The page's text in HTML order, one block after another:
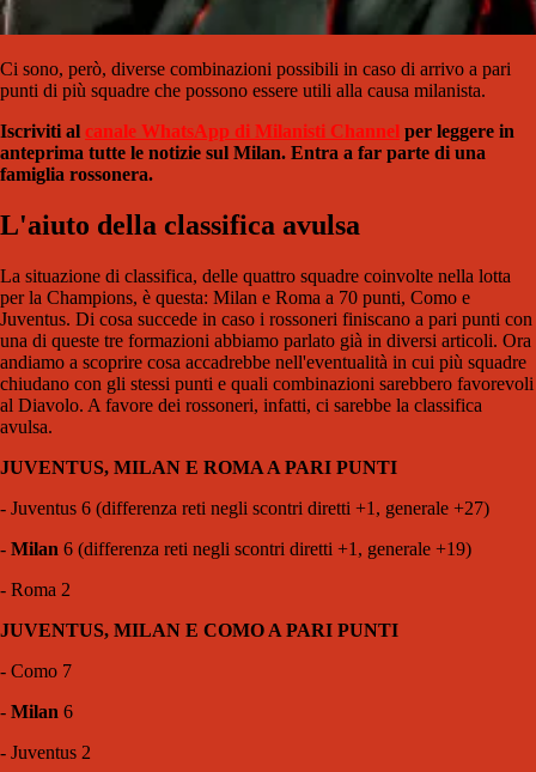
Ci sono, però, diverse combinazioni possibili in caso di arrivo a pari
punti di più squadre che possono essere utili alla causa milanista.
Iscriviti al canale WhatsApp di Milanisti Channel per leggere in
anteprima tutte le notizie sul Milan. Entra a far parte di una
famiglia rossonera.
L'aiuto della classifica avulsa
La situazione di classifica, delle quattro squadre coinvolte nella lotta
per la Champions, è questa: Milan e Roma a 70 punti, Como e
Juventus. Di cosa succede in caso i rossoneri finiscano a pari punti con
una di queste tre formazioni abbiamo parlato già in diversi articoli. Ora
andiamo a scoprire cosa accadrebbe nell'eventualità in cui più squadre
chiudano con gli stessi punti e quali combinazioni sarebbero favorevoli
al Diavolo. A favore dei rossoneri, infatti, ci sarebbe la classifica
avulsa.
JUVENTUS, MILAN E ROMA A PARI PUNTI
- Juventus 6 (differenza reti negli scontri diretti +1, generale +27)
- Milan 6 (differenza reti negli scontri diretti +1, generale +19)
- Roma 2
JUVENTUS, MILAN E COMO A PARI PUNTI
- Como 7
- Milan 6
- Juventus 2